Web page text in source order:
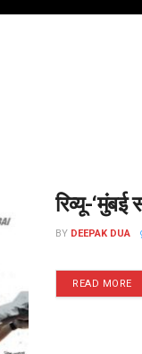
रिव्यू-‘मुंबई
BY DEEPAK DUA
READ MORE